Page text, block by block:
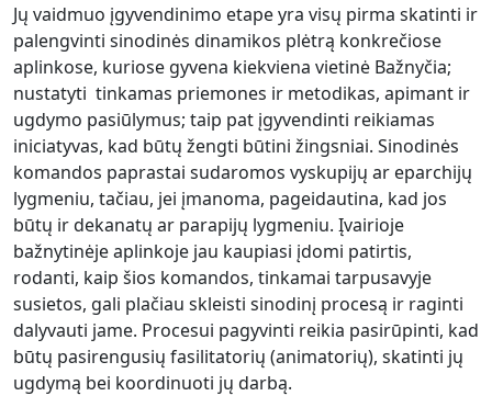
Jų vaidmuo įgyvendinimo etape yra visų pirma skatinti ir
palengvinti sinodinės dinamikos plėtrą konkrečiose
aplinkose, kuriose gyvena kiekviena vietinė Bažnyčia;
nustatyti tinkamas priemones ir metodikas, apimant ir
ugdymo pasiūlymus; taip pat įgyvendinti reikiamas
iniciatyvas, kad būtų žengti būtini žingsniai. Sinodinės
komandos paprastai sudaromos vyskupijų ar eparchijų
lygmeniu, tačiau, jei įmanoma, pageidautina, kad jos
būtų ir dekanatų ar parapijų lygmeniu. Įvairioje
bažnytinėje aplinkoje jau kaupiasi įdomi patirtis,
rodanti, kaip šios komandos, tinkamai tarpusavyje
susietos, gali plačiau skleisti sinodinį procesą ir raginti
dalyvauti jame. Procesui pagyvinti reikia pasirūpinti, kad
būtų pasirengusių fasilitatorių (animatorių), skatinti jų
ugdymą bei koordinuoti jų darbą.